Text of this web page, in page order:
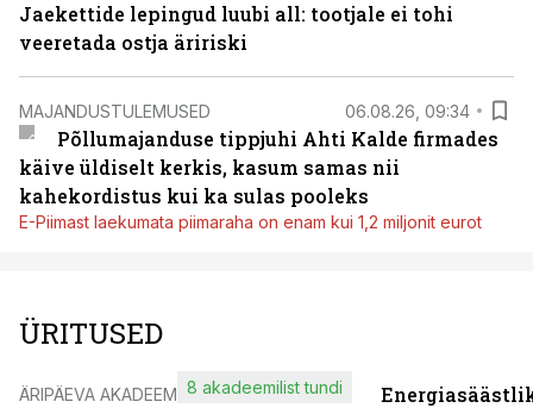
Jaekettide lepingud luubi all: tootjale ei tohi
veeretada ostja äririski
MAJANDUSTULEMUSED 06.08.26, 09:34
Põllumajanduse tippjuhi Ahti Kalde firmades
käive üldiselt kerkis, kasum samas nii
kahekordistus kui ka sulas pooleks
E-Piimast laekumata piimaraha on enam kui 1,2 miljonit eurot
ÜRITUSED
ÄRIPÄEVA AKADEEMIA8 akadeemilist tundi